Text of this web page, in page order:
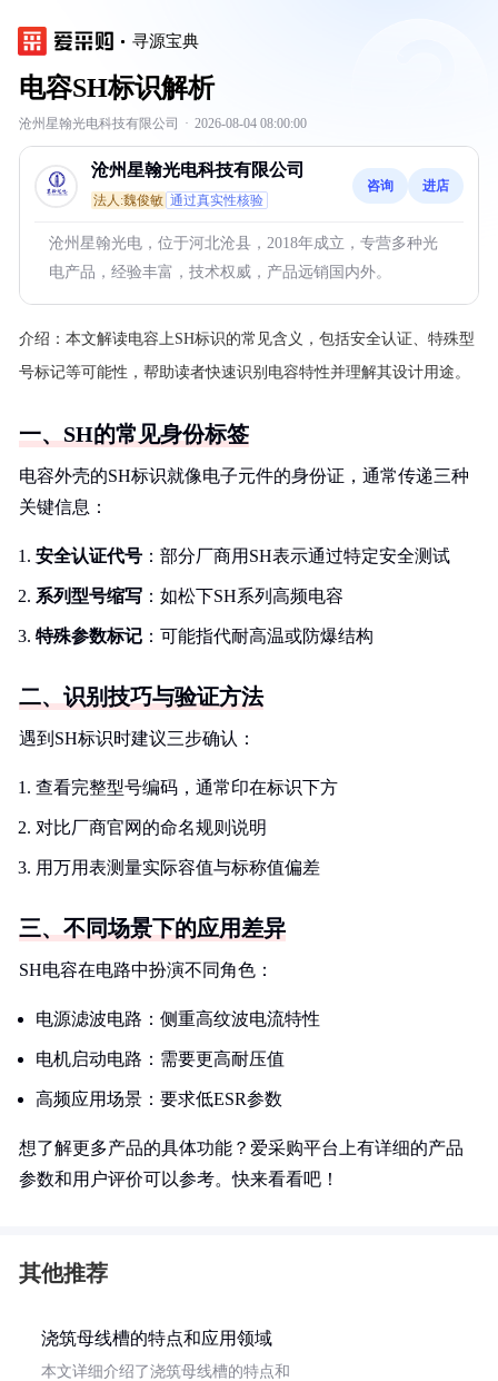
寻源宝典
电容SH标识解析
沧州星翰光电科技有限公司 · 2026-08-04 08:00:00
沧州星翰光电科技有限公司
法人:魏俊敏 通过真实性核验
咨询 进店
沧州星翰光电，位于河北沧县，2018年成立，专营多种光
电产品，经验丰富，技术权威，产品远销国内外。
介绍： 本文解读电容上SH标识的常见含义，包括安全认证、特殊型
号标记等可能性，帮助读者快速识别电容特性并理解其设计用途。
一、SH的常见身份标签
电容外壳的SH标识就像电子元件的身份证，通常传递三种
关键信息：
安全认证代号 ：部分厂商用SH表示通过特定安全测试
系列型号缩写 ：如松下SH系列高频电容
特殊参数标记 ：可能指代耐高温或防爆结构
二、识别技巧与验证方法
遇到SH标识时建议三步确认：
查看完整型号编码，通常印在标识下方
对比厂商官网的命名规则说明
用万用表测量实际容值与标称值偏差
三、不同场景下的应用差异
SH电容在电路中扮演不同角色：
电源滤波电路：侧重高纹波电流特性
电机启动电路：需要更高耐压值
高频应用场景：要求低ESR参数
想了解更多产品的具体功能？爱采购平台上有详细的产品
参数和用户评价可以参考。快来看看吧！
其他推荐
浇筑母线槽的特点和应用领域
本文详细介绍了浇筑母线槽的特点和